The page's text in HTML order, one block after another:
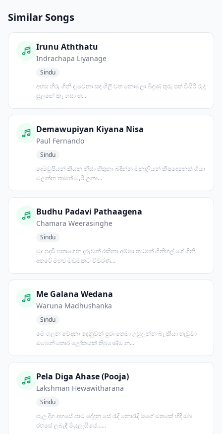
Similar Songs
Irunu Aththatu
Indrachapa Liyanage
Sindu
අහස හිරු ගිනි දැවෙනා සඳ ගිලී වත නොබලා බිඳුණු තුරු පත් විසිරී රුදු
සුලඟේ කෑ ගසා හ...
Demawupiyan Kiyana Nisa
Paul Fernando
Sindu
දෙමවුපියන් කියන නිසා හිතුනා බදින්න මනාලියන් කීපදෙනෙක් ගියා
බලන්න තාමත් බැරි උනා...
Budhu Padavi Pathaagena
Chamara Weerasinghe
Sindu
බුදු පදවි පතාගෙන දරුවන් රකිනා අම්මා තවමත් ගිනිහල් ගේ ගිනි
අතරේ මහළු මඩමකට විවරණ...
Me Galana Wedana
Waruna Madhushanka
Sindu
මේ ගලන වේදනා දෙනුවන් පුරා තෙමා උහුලන්න බෑ කියා හැඬුවා
ඔබෙන් තොර ලෝකයක් තිබුණේම න...
Pela Diga Ahase (Pooja)
Lakshman Hewawitharana
Sindu
පෑල දිග අහසේ පාට දේදුනු සේ රැදි නොරැදි මගේ මතකේ හිදී ඔබ
රහසේ ලබැඳී මියුලැසියේ......